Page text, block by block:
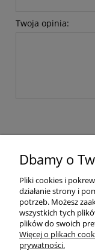
Twoja opinia:
Dbamy o
Pliki cookies i
działanie strony i
potrzeb. Możesz
wszystkich tych
plików do swoich
Więcej o plikach
prywatności.